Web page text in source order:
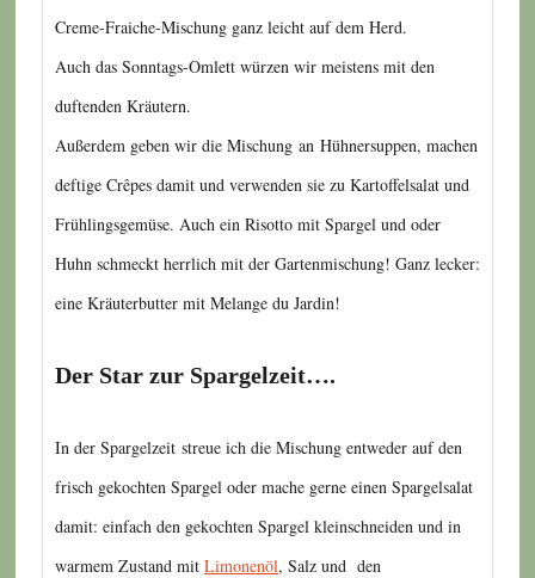
Creme-Fraiche-Mischung ganz leicht auf dem Herd.
Auch das Sonntags-Omlett würzen wir meistens mit den
duftenden Kräutern.
Außerdem geben wir die Mischung an Hühnersuppen, machen
deftige Crêpes damit und verwenden sie zu Kartoffelsalat und
Frühlingsgemüse. Auch ein Risotto mit Spargel und oder
Huhn schmeckt herrlich mit der Gartenmischung! Ganz lecker:
eine Kräuterbutter mit Melange du Jardin!
Der Star zur Spargelzeit….
In der Spargelzeit streue ich die Mischung entweder auf den
frisch gekochten Spargel oder mache gerne einen Spargelsalat
damit: einfach den gekochten Spargel kleinschneiden und in
warmem Zustand mit Limonenöl, Salz und den